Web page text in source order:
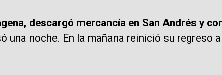
descargó mercancía en San Andrés y
una noche. En la mañana reinició su regreso